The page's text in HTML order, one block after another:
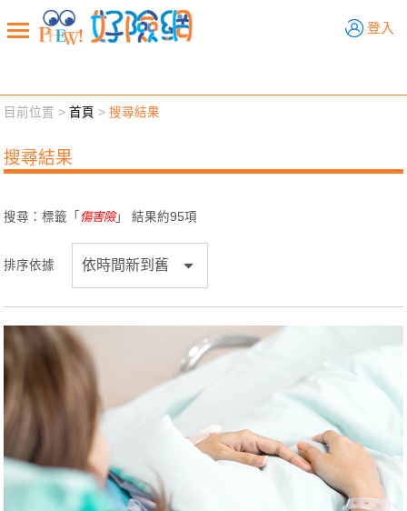
登入
新聞觀點 業務交流
退休先準備 好險學堂 輔銷工具 活動專區
目前位置 >首頁 >搜尋結果
搜尋結果
搜尋：標籤「 傷害險」 結果約95項
排序依據